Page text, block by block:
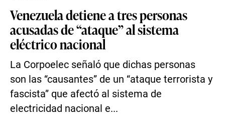
Venezuela detiene a tres personas
acusadas de “ataque” al sistema
eléctrico nacional
La Corpoelec señaló que dichas personas
son las “causantes” de un “ataque terrorista y
fascista” que afectó al sistema de
electricidad nacional e...